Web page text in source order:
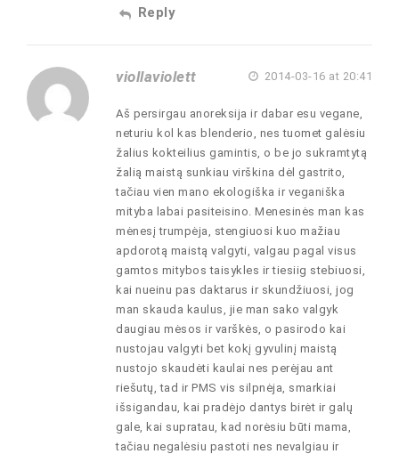
Reply
viollaviolett 2014-03-16 at 20:41
Aš persirgau anoreksija ir dabar esu vegane,
neturiu kol kas blenderio, nes tuomet galėsiu
žalius kokteilius gamintis, o be jo sukramtytą
žalią maistą sunkiau virškina dėl gastrito,
tačiau vien mano ekologiška ir veganiška
mityba labai pasiteisino. Menesinės man kas
mėnesį trumpėja, stengiuosi kuo mažiau
apdorotą maistą valgyti, valgau pagal visus
gamtos mitybos taisykles ir tiesiig stebiuosi,
kai nueinu pas daktarus ir skundžiuosi, jog
man skauda kaulus, jie man sako valgyk
daugiau mėsos ir varškės, o pasirodo kai
nustojau valgyti bet kokį gyvulinį maistą
nustojo skaudėti kaulai nes perėjau ant
riešutų, tad ir PMS vis silpnėja, smarkiai
išsigandau, kai pradėjo dantys birėt ir galų
gale, kai supratau, kad norėsiu būti mama,
tačiau negalėsiu pastoti nes nevalgiau ir